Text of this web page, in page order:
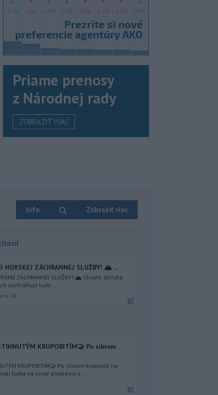
Priame prenosy
z Národnej rady
ZOBRAZIŤ VIAC
Info Zobraziť viac
HORSKEJ ZÁCHRANNEJ SLUŽBY! 🏔️ ...
ZÁCHRANNEJ SLUŽBY! 🏔️ Chcete zblízka
zachraňujú ľuds...
SR
KRUPOBITÍM🤝 Po silnom
KRUPOBITÍM🤝 Po silnom krupobití na
ľudia na svoje problémy s...